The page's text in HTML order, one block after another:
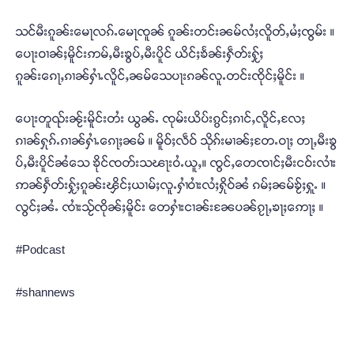
သင်မီးၵူၼ်းမေႃလၵ်ႉမေႃၸူၼ် ၵူၼ်းတင်းၼမ်လႆႈလိူတ်ႇမႆႈၸွမ်း ။
ပေႃးဝၢၼ်ႈမိူင်းဢမ်ႇမီးၶွပ်ႇမီးပိူင် ယိင်ႈၶႅၼ်းႁဵတ်းႁႂ်ႈ
ၵူၼ်းၵေႃႇၵၢၼ်ႁၢႆႉလိူင်ႇၼမ်သေပႃးၵၼ်လူႉတင်းၸိုင်ႈမိူင်း ။
ပေႃးတူၺ်းၼႂ်းမိူင်းတႆး ယွၼ်ႉ ၸုမ်းယိပ်းၵွင်ႈၵၢင်ႇလိူင်ႇလႄႈ
ၵၢၼ်ႁုၵ်ႉၵၢၼ်ႁၢႆႉၵေႃႈၼမ် ။ မိူဝ်ႈလဵဝ် သိုၵ်းမၢၼ်ႈတႄႉဝႃႈ တႃႇမီးၶွ
ပ်ႇမီးပိူင်ၼႆသေ ၶိုင်ၸတ်းသၽႃးဝႆႉယူႇ။ ၸွင်ႇတေၸၢင်ႈမီးငဝ်းလၢႆး
ဢၼ်ႁဵတ်းႁႂ်ႈၵူၼ်းၾိင်ႈယၢမ်ႈလူႉႁၢႆဝၢႆးလႆႈႁိုဝ်ၼႆ ၵမ်ႈၼမ်ၶႂ်ႈႁူႉ ။
လွင်ႈၼႆႉ ၸၢႆးသႂ်ၸိုၼ်ႈမိူင်း တေႁၢႆးငၢၼ်းၼႄပၼ်ၵႂႃႇၶႃႈဢေႃႈ ။
#Podcast
#shannews